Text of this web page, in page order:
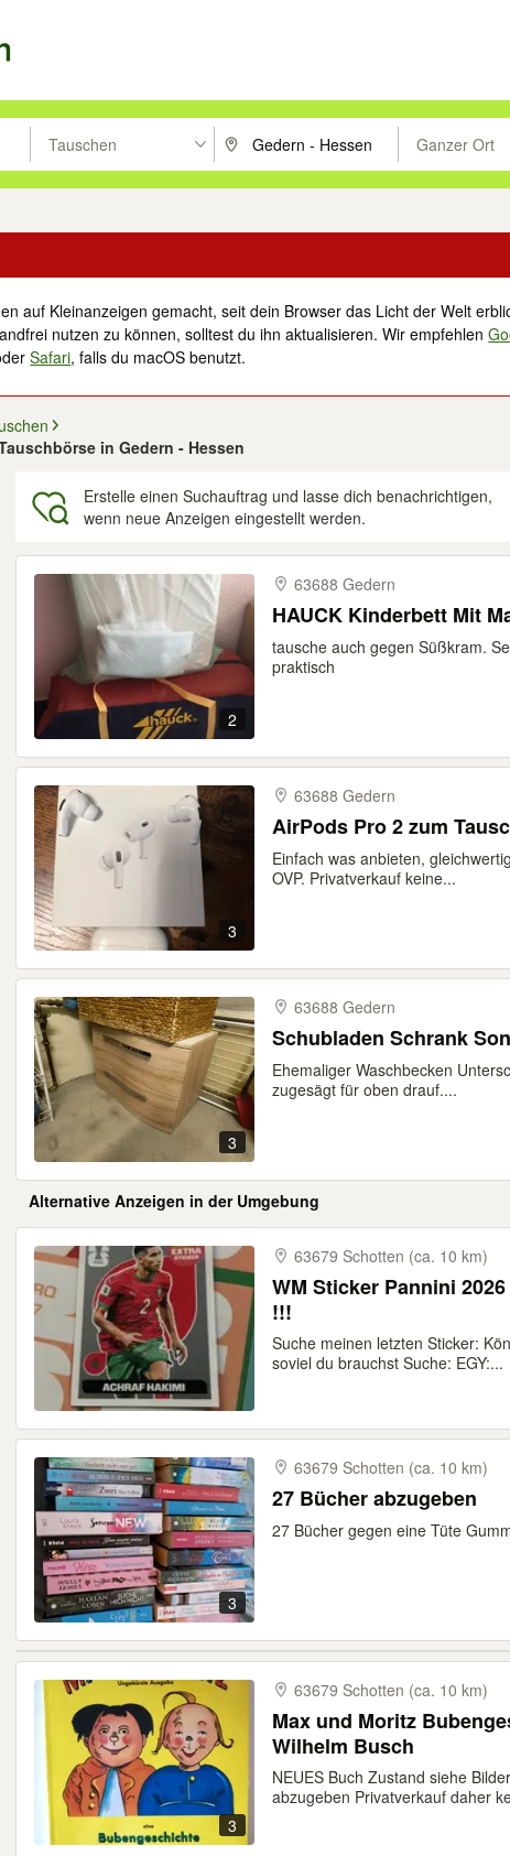
um zu suchen, oder Vorschläge mit den Pfeiltasten nach oben/
Tauschen PLZ oder Ort eingeben. Eingabetaste
Ganzer Ort
Suche im
auf Kleinanzeigen gemacht, seit dein Browser das Licht der Welt
nutzen zu können, solltest du ihn aktualisieren. Wir empfehlen
Safari, falls du macOS benutzt.
in Gedern - Hessen
Erstelle einen Suchauftrag und lasse dich benachrichtigen,
wenn neue Anzeigen eingestellt werden.
2
63688 Gedern
HAUCK Kinderbett Mit
tausche auch gegen Süßkram.
praktisch
3
63688 Gedern
AirPods Pro 2 zum
Einfach was anbieten,
OVP. Privatverkauf keine...
3
63688 Gedern
Schubladen Schrank
Ehemaliger Waschbecken
zugesägt für oben drauf....
Alternative Anzeigen in der Umgebung
63679 Schotten (ca. 10 km)
WM Sticker Pannini 2026 1 gegen so viele du brauchst
!!!
Suche meinen letzten Sticker:
soviel du brauchst Suche: EGY:...
3
63679 Schotten (ca. 10 km)
27 Bücher abzugeben
27 Bücher gegen eine Tüte
3
63679 Schotten (ca. 10 km)
Max und Moritz
Wilhelm Busch
NEUES Buch Zustand siehe
abzugeben Privatverkauf daher